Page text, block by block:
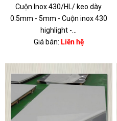
Cuộn Inox 430/HL/ keo dày
0.5mm - 5mm - Cuộn inox 430
highlight -...
Giá bán: Liên hệ